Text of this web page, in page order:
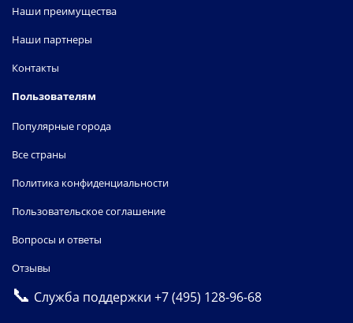
Наши преимущества
Наши партнеры
Контакты
Пользователям
Популярные города
Все страны
Политика конфиденциальности
Пользовательское соглашение
Вопросы и ответы
Отзывы
📞 Служба поддержки +7 (495) 128-96-68